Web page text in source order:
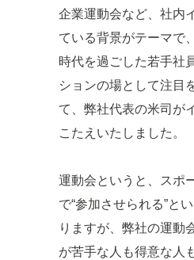
企業運動会など、社内
ている背景がテーマで
時代を過ごした若手社
ションの場として注目
て、弊社代表の米司が
こたえいたしました。
運動会というと、スポ
で“参加させられる”と
りますが、弊社の運動
が苦手な人も得意な人